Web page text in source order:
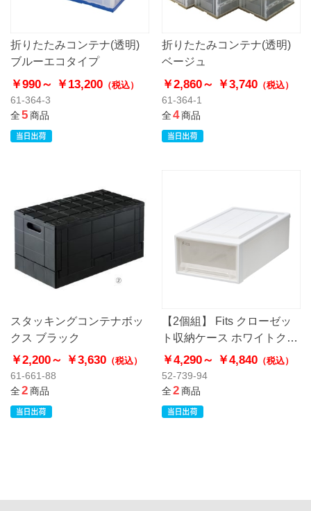
折りたたみコンテナ(透明)
ブルーエコタイプ
￥990～ ￥13,200 （税込）
61-364-3
全5商品
折りたたみコンテナ(透明)
ベージュ
￥2,860～ ￥3,740（税込）
61-364-1
全4商品
スタッキングコンテナボッ
クス ブラック
￥2,200～ ￥3,630 （税込）
61-661-88
全2商品
【2個組】 Fits クローゼッ
ト収納ケース ホワイトクリ
ア
￥4,290～ ￥4,840（税込）
52-739-94
全2商品